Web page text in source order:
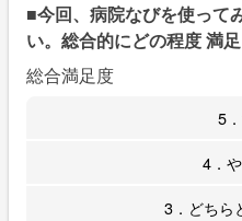
■今回、病院なびを使って
い。総合的にどの程度 満
総合満足度
5
4．
3．どちら